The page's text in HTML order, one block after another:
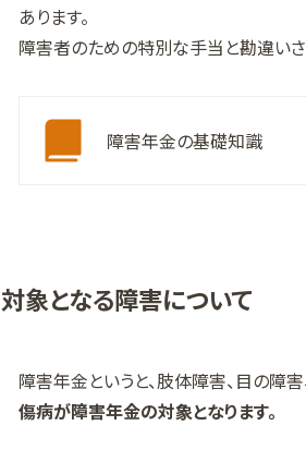
あります。
障害者のための特別な手当と勘違い
障害年金の基礎知識
対象となる障害について
障害年金というと、肢体障害、目の障
傷病が障害年金の対象となります。